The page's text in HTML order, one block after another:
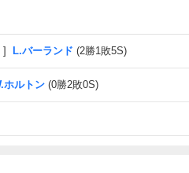
L.バーランド (2勝1敗5S)
ホルトン (0勝2敗0S)